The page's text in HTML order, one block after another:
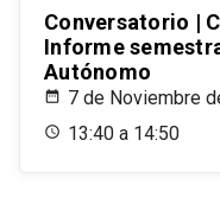
Conversatorio |
Informe
Autónomo
7 de Noviembre
13:40 a 14:50